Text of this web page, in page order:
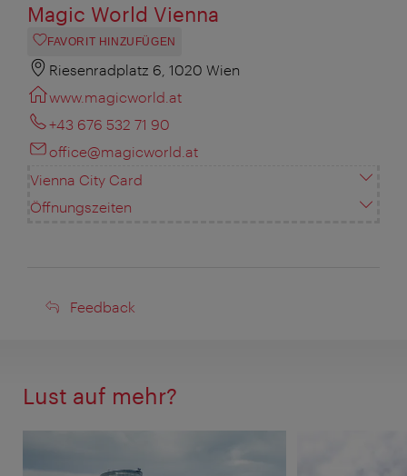
Magic World Vienna
FAVORIT HINZUFÜGEN
Riesenradplatz 6, 1020 Wien
www.magicworld.at
+43 676 532 71 90
office@magicworld.at
Vienna City Card
Öffnungszeiten
Feedback
Feedback
Lust auf mehr?